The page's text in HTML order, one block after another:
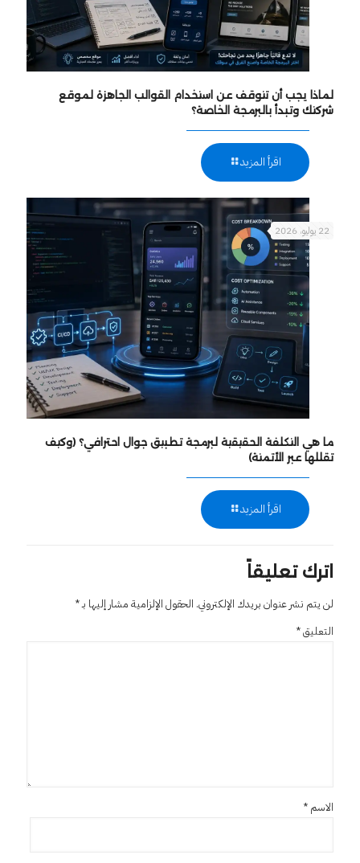
لماذا يجب أن تتوقف عن استخدام القوالب الجاهزة لموقع
شركتك وتبدأ بالبرمجة الخاصة؟
اقرأ المزيد
22 يوليو، 2026
ما هي التكلفة الحقيقية لبرمجة تطبيق جوال احترافي؟ (وكيف
تقللها عبر الأتمتة)
اقرأ المزيد
اترك تعليقاً
لن يتم نشر عنوان بريدك الإلكتروني. الحقول الإلزامية مشار إليها بـ*
التعليق*
الاسم *